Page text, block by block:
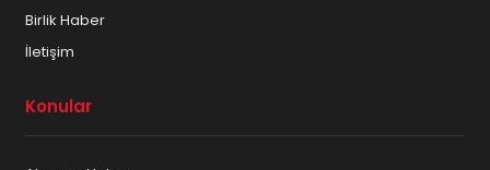
Birlik Haber
İletişim
Konular